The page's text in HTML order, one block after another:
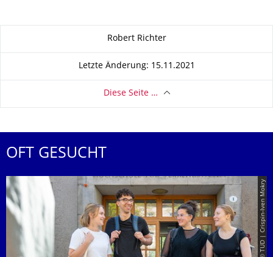
Robert Richter
Letzte Änderung: 15.11.2021
Diese Seite …
OFT GESUCHT
© TUD | Crispin-Iven Mokry